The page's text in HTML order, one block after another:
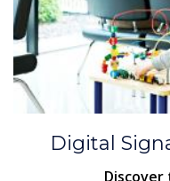
Digital